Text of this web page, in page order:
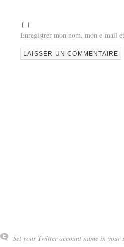
Enregistrer mon nom, mon e-mail
Set your Twitter account name in